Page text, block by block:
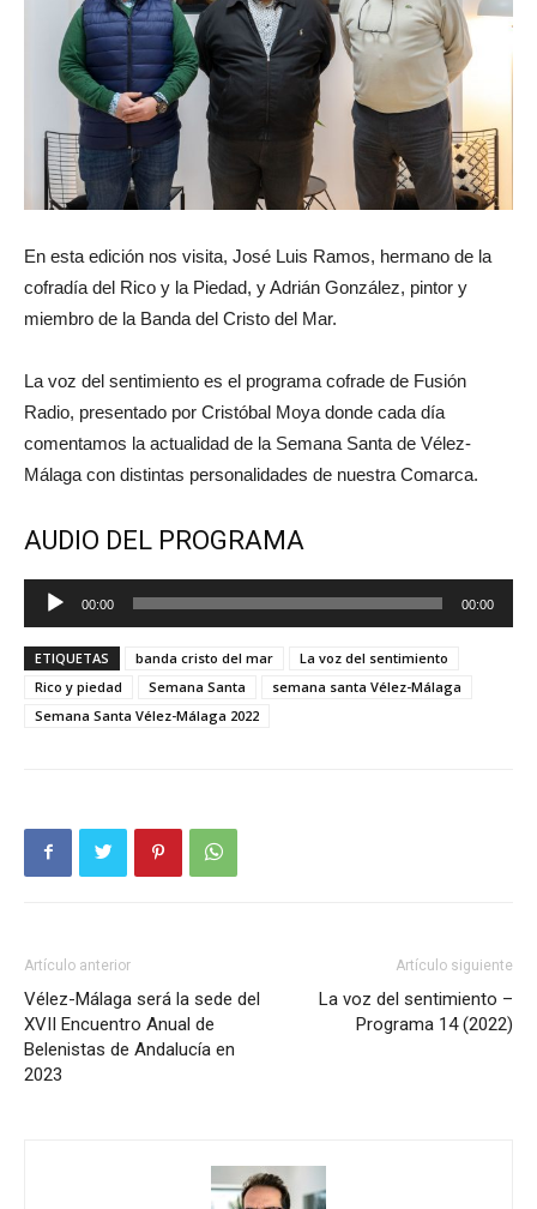
En esta edición nos visita, José Luis Ramos, hermano de la
cofradía del Rico y la Piedad, y Adrián González, pintor y
miembro de la Banda del Cristo del Mar.
La voz del sentimiento es el programa cofrade de Fusión
Radio, presentado por Cristóbal Moya donde cada día
comentamos la actualidad de la Semana Santa de Vélez-
Málaga con distintas personalidades de nuestra Comarca.
AUDIO DEL PROGRAMA
Reproductor
de
audio
00:00 00:00
ETIQUETAS banda cristo del mar
La voz del sentimiento
Rico y piedad
Semana Santa
semana santa Vélez-Málaga
Semana Santa Vélez-Málaga 2022
Artículo anterior
Vélez-Málaga será la sede del
XVII Encuentro Anual de
Belenistas de Andalucía en
2023
Artículo siguiente
La voz del sentimiento –
Programa 14 (2022)